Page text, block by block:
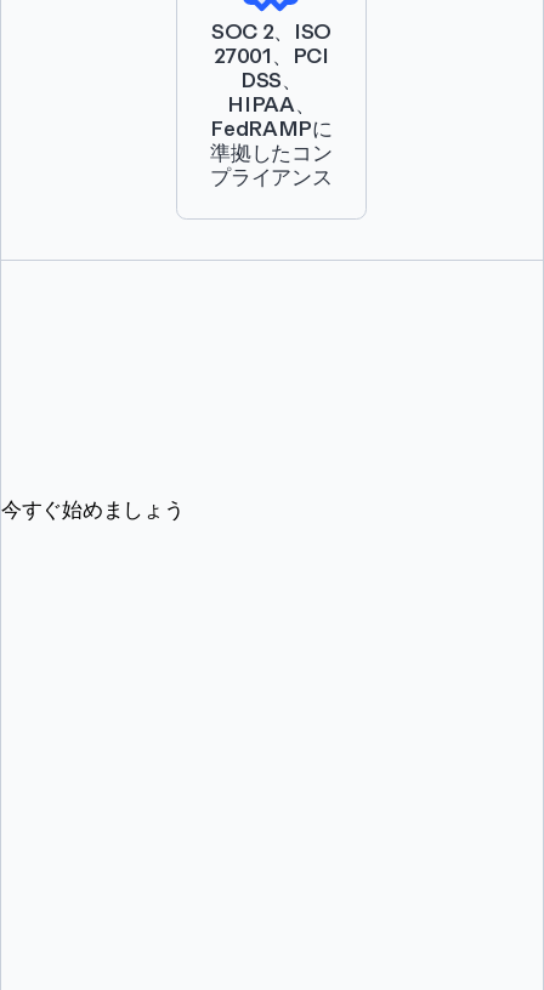
SOC 2、ISO
27001、PCI
DSS、
HIPAA、
FedRAMPに
準拠したコン
プライアンス
今すぐ始めましょう